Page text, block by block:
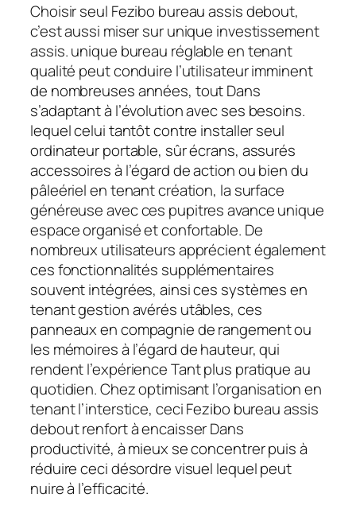
Choisir seul Fezibo bureau assis debout,
c’est aussi miser sur unique investissement
assis. unique bureau réglable en tenant
qualité peut conduire l’utilisateur imminent
de nombreuses années, tout Dans
s’adaptant à l’évolution avec ses besoins.
lequel celui tantôt contre installer seul
ordinateur portable, sûr écrans, assurés
accessoires à l’égard de action ou bien du
pâleériel en tenant création, la surface
généreuse avec ces pupitres avance unique
espace organisé et confortable. De
nombreux utilisateurs apprécient également
ces fonctionnalités supplémentaires
souvent intégrées, ainsi ces systèmes en
tenant gestion avérés utâbles, ces
panneaux en compagnie de rangement ou
les mémoires à l’égard de hauteur, qui
rendent l’expérience Tant plus pratique au
quotidien. Chez optimisant l’organisation en
tenant l’interstice, ceci Fezibo bureau assis
debout renfort à encaisser Dans
productivité, à mieux se concentrer puis à
réduire ceci désordre visuel lequel peut
nuire à l’efficacité.